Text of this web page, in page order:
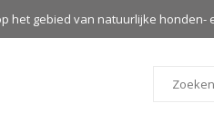
het gebied van natuurlijke honden-